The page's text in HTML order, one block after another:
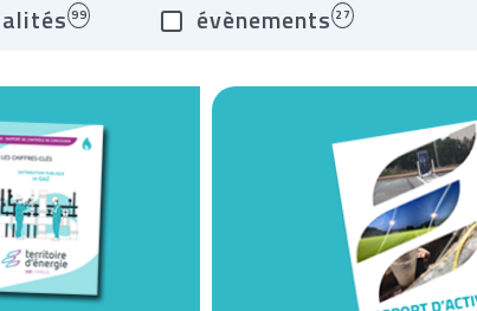
99 évènements 27